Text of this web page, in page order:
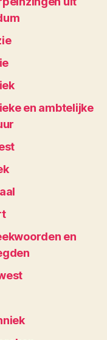
en ambtelijke
en